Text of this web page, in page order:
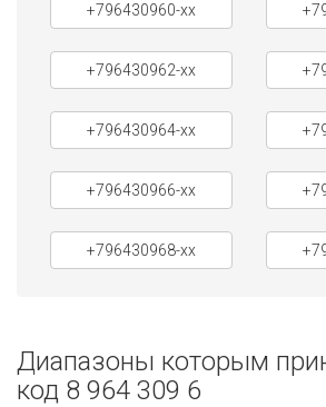
+796430960-xx
+796430962-xx
+796430964-xx
+796430966-xx
+796430968-xx
Диапазоны которым
код 8 964 309 6